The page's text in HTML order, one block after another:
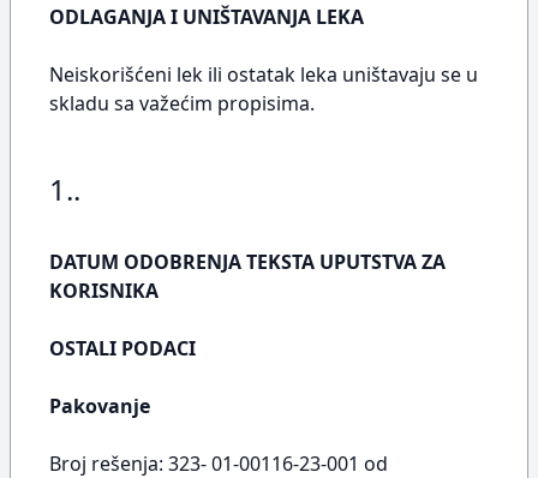
ODLAGANJA I UNIŠTAVANJA LEKA
Neiskorišćeni lek ili ostatak leka uništavaju se u
skladu sa važećim propisima.
1..
DATUM ODOBRENJA TEKSTA UPUTSTVA ZA
KORISNIKA
OSTALI PODACI
Pakovanje
Broj rešenja: 323- 01-00116-23-001 od